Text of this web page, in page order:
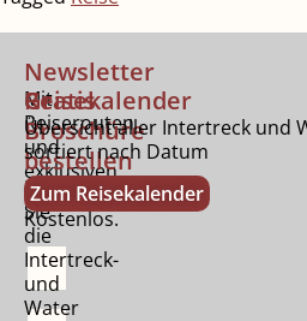
Newsletter
Mit
Reiserouten
und
exklusiven
Tipps.
Kostenlos.
Gratis
Broschüre
bestellen
Bestellen
Sie
die
Intertreck-
und
Water
Reisekalender
Übersicht aller Intertreck und
sortiert nach Datum
Zum Reisekalender